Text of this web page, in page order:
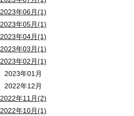
2023年06月(1)
2023年05月(1)
2023年04月(1)
2023年03月(1)
2023年02月(1)
2023年01月
2022年12月
2022年11月(2)
2022年10月(1)